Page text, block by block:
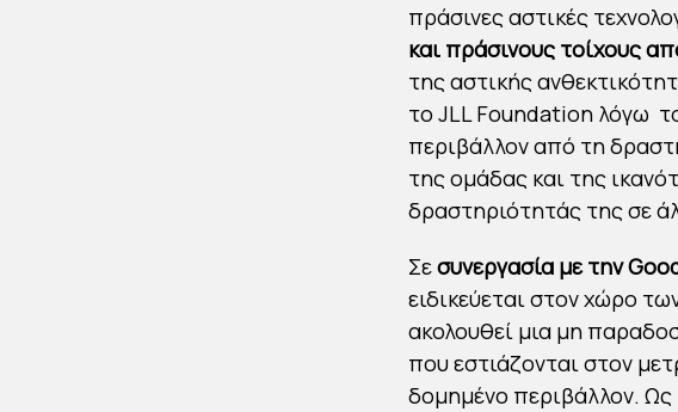
πράσινες αστικές
και πράσινους τοίχους
της αστικής
το JLL Foundation λόγω
περιβάλλον από τη
της ομάδας και της
δραστηριότητάς της σε
Σεσυνεργασία με την
ειδικεύεται στον χώρο
ακολουθεί μια μη
που εστιάζονται στον
δομημένο περιβάλλον. Ως